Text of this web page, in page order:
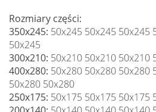
Rozmiary części:
350x245: 50x245 50x245 50x245
50x245
300x210: 50x210 50x210 50x210
400x280: 50x280 50x280 50x280
50x280 50x280
250x175: 50x175 50x175 50x175